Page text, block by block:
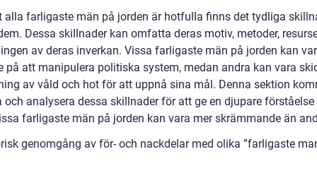
alla farligaste män på jorden är hotfulla finns det tydliga
Dessa skillnader kan omfatta deras motiv, metoder,
av deras inverkan. Vissa farligaste män på jorden kan
på att manipulera politiska system, medan andra kan vara
av våld och hot för att uppnå sina mål. Denna sektion
och analysera dessa skillnader för att ge en djupare förståelse
farligaste män på jorden kan vara mer skrämmande än
genomgång av för- och nackdelar med olika ”farligaste